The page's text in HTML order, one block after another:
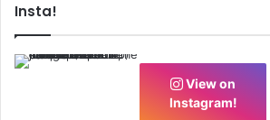
Insta!
View on
Instagram!